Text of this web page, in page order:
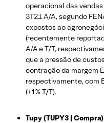
operacional das
3T21 A/A, segundo
expostos ao
(recentemente
A/A e T/T,
que a pressão de
contração da margem
respectivamente, com
(+1% T/T).
Tupy (TUPY3 | Compra)